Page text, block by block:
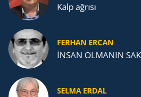
Kalp ağrısı
FERHAN ERCAN
İNSAN OLMANIN
SELMA ERDAL